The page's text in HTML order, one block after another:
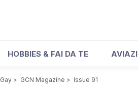
HOBBIES & FAI DA TE
Gay > GCN Magazine > Issue 91